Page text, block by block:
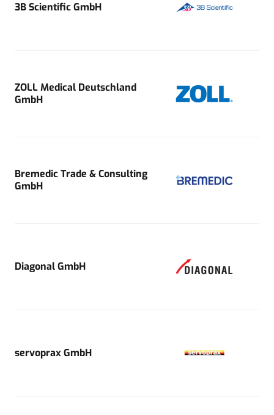
3B Scientific GmbH
ZOLL Medical Deutschland
GmbH
Bremedic Trade & Consulting
GmbH
Diagonal GmbH
servoprax GmbH